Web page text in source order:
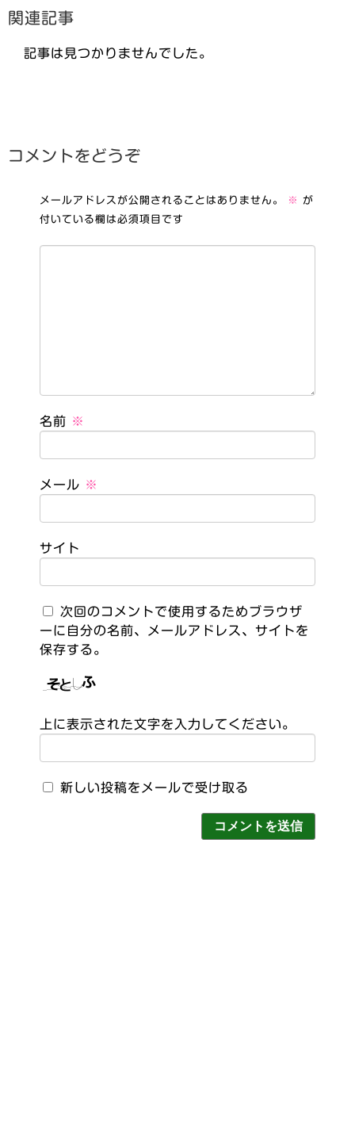
関連記事
記事は見つかりませんでした。
コメントをどうぞ
メールアドレスが公開されることはありません。 ※
が
付いている欄は必須項目です
名前 ※
メール ※
サイト
次回のコメントで使用するためブラウザ
ーに自分の名前、メールアドレス、サイトを
保存する。
上に表示された文字を入力してください。
新しい投稿をメールで受け取る